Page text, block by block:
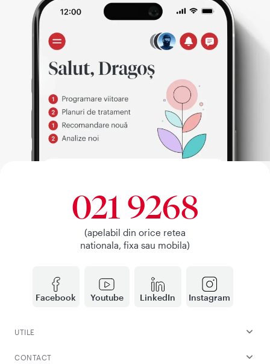
Facebook Youtube LinkedIn Instagram
021 9268
(apelabil din orice retea
nationala, fixa sau mobila)
UTILE
CONTACT